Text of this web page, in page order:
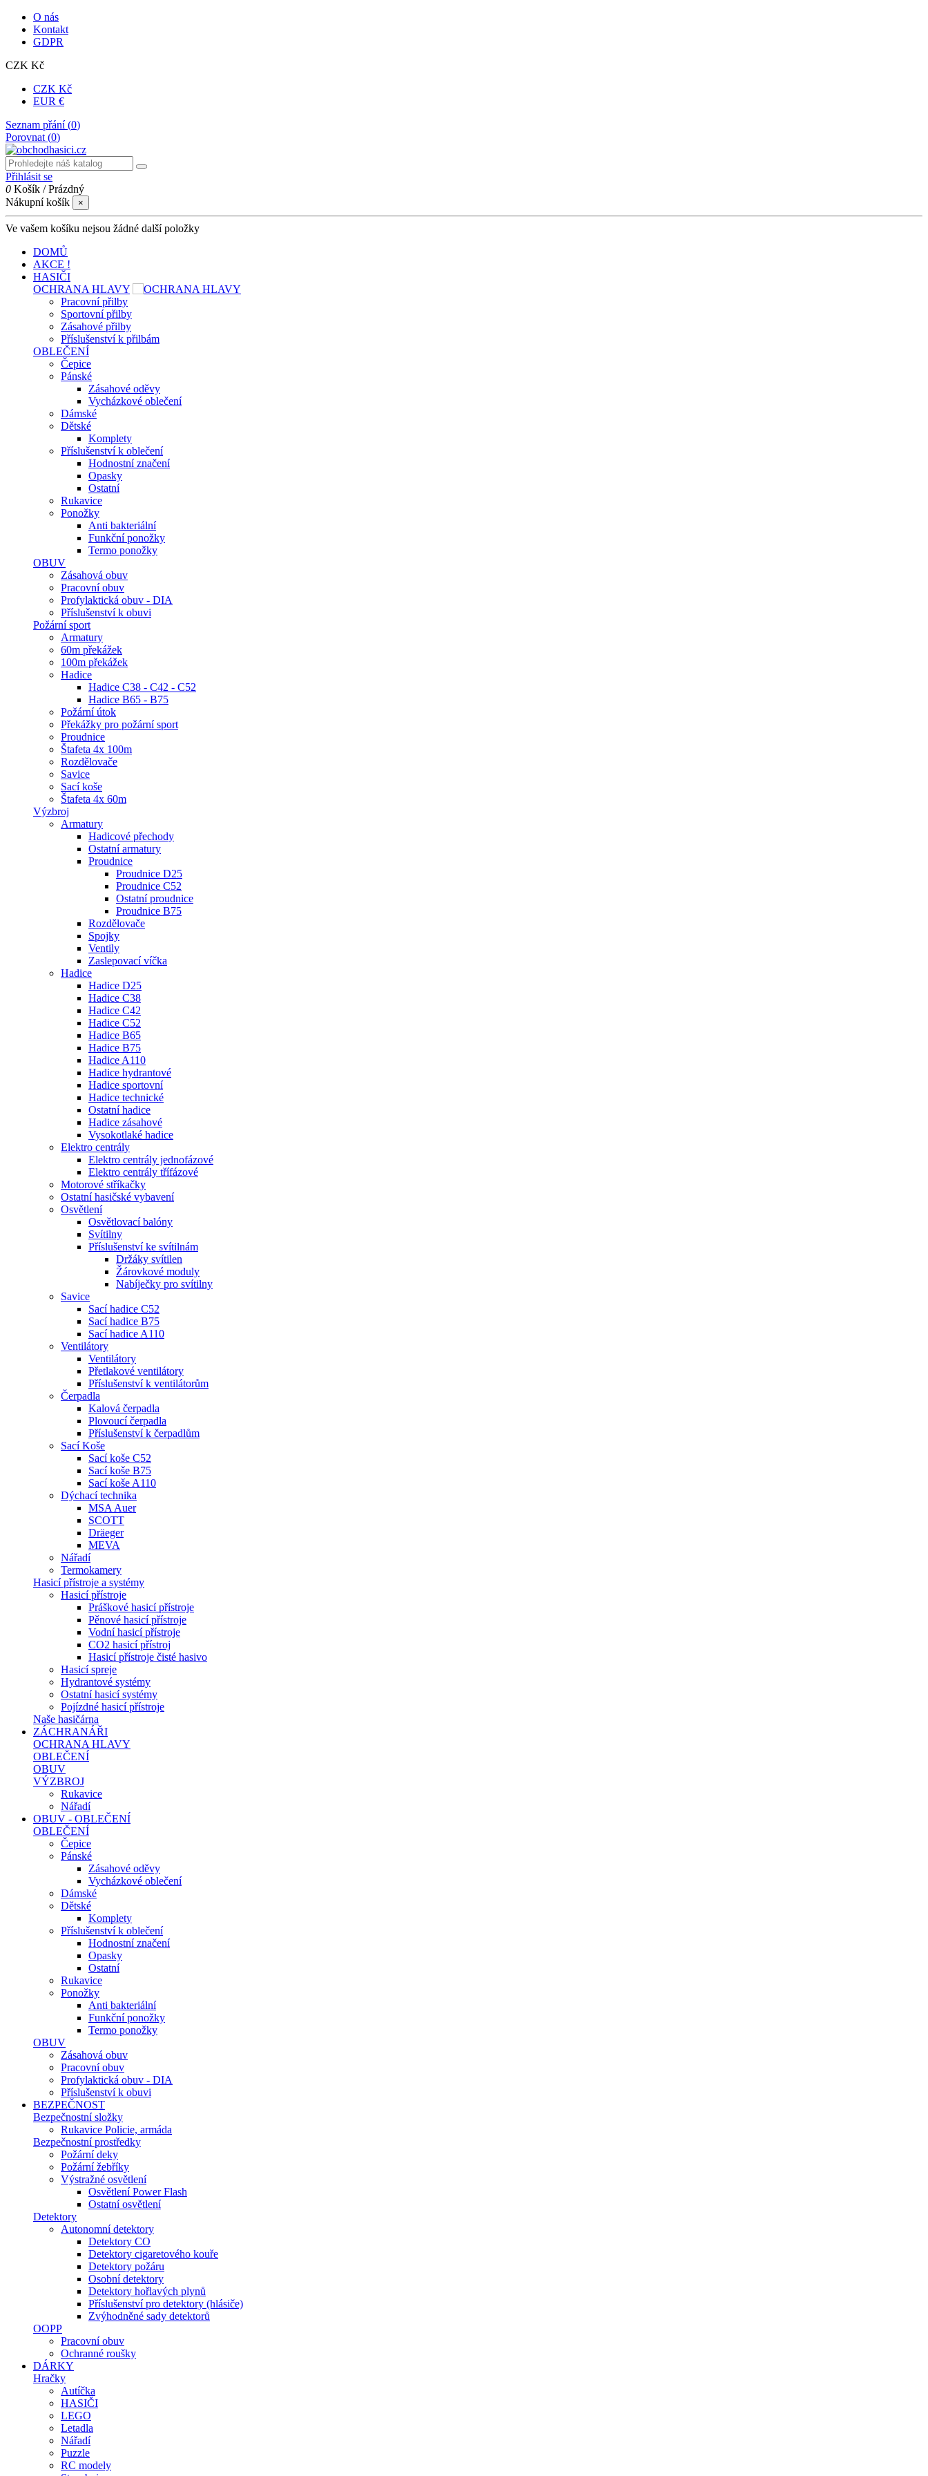
O nás
Kontakt
GDPR
CZK Kč
CZK Kč
EUR €
Seznam přání (0)
Porovnat (0)
Přihlásit se
0 Košík /Prázdný
Nákupní košík
×
Ve vašem košíku nejsou žádné další položky
DOMŮ
AKCE !
HASIČI
OCHRANA HLAVY
Pracovní přilby
Sportovní přilby
Zásahové přilby
Příslušenství k přilbám
OBLEČENÍ
Čepice
Pánské
Zásahové oděvy
Vycházkové oblečení
Dámské
Dětské
Komplety
Příslušenství k oblečení
Hodnostní značení
Opasky
Ostatní
Rukavice
Ponožky
Anti bakteriální
Funkční ponožky
Termo ponožky
OBUV
Zásahová obuv
Pracovní obuv
Profylaktická obuv - DIA
Příslušenství k obuvi
Požární sport
Armatury
60m překážek
100m překážek
Hadice
Hadice C38 - C42 - C52
Hadice B65 - B75
Požární útok
Překážky pro požární sport
Proudnice
Štafeta 4x 100m
Rozdělovače
Savice
Sací koše
Štafeta 4x 60m
Výzbroj
Armatury
Hadicové přechody
Ostatní armatury
Proudnice
Proudnice D25
Proudnice C52
Ostatní proudnice
Proudnice B75
Rozdělovače
Spojky
Ventily
Zaslepovací víčka
Hadice
Hadice D25
Hadice C38
Hadice C42
Hadice C52
Hadice B65
Hadice B75
Hadice A110
Hadice hydrantové
Hadice sportovní
Hadice technické
Ostatní hadice
Hadice zásahové
Vysokotlaké hadice
Elektro centrály
Elektro centrály jednofázové
Elektro centrály třífázové
Motorové stříkačky
Ostatní hasičské vybavení
Osvětlení
Osvětlovací balóny
Svítilny
Příslušenství ke svítilnám
Držáky svítilen
Žárovkové moduly
Nabíječky pro svítilny
Savice
Sací hadice C52
Sací hadice B75
Sací hadice A110
Ventilátory
Ventilátory
Přetlakové ventilátory
Příslušenství k ventilátorům
Čerpadla
Kalová čerpadla
Plovoucí čerpadla
Příslušenství k čerpadlům
Sací Koše
Sací koše C52
Sací koše B75
Sací koše A110
Dýchací technika
MSA Auer
SCOTT
Dräeger
MEVA
Nářadí
Termokamery
Hasicí přístroje a systémy
Hasicí přístroje
Práškové hasicí přístroje
Pěnové hasicí přístroje
Vodní hasicí přístroje
CO2 hasicí přístroj
Hasicí přístroje čisté hasivo
Hasicí spreje
Hydrantové systémy
Ostatní hasicí systémy
Pojízdné hasicí přístroje
Naše hasičárna
ZÁCHRANÁŘI
OCHRANA HLAVY
OBLEČENÍ
OBUV
VÝZBROJ
Rukavice
Nářadí
OBUV - OBLEČENÍ
OBLEČENÍ
Čepice
Pánské
Zásahové oděvy
Vycházkové oblečení
Dámské
Dětské
Komplety
Příslušenství k oblečení
Hodnostní značení
Opasky
Ostatní
Rukavice
Ponožky
Anti bakteriální
Funkční ponožky
Termo ponožky
OBUV
Zásahová obuv
Pracovní obuv
Profylaktická obuv - DIA
Příslušenství k obuvi
BEZPEČNOST
Bezpečnostní složky
Rukavice Policie, armáda
Bezpečnostní prostředky
Požární deky
Požární žebříky
Výstražné osvětlení
Osvětlení Power Flash
Ostatní osvětlení
Detektory
Autonomní detektory
Detektory CO
Detektory cigaretového kouře
Detektory požáru
Osobní detektory
Detektory hořlavých plynů
Příslušenství pro detektory (hlásiče)
Zvýhodněné sady detektorů
OOPP
Pracovní obuv
Ochranné roušky
DÁRKY
Hračky
Autíčka
HASIČI
LEGO
Letadla
Nářadí
Puzzle
RC modely